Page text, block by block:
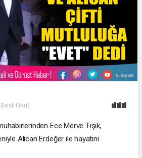
Oku)
Ece Merve Tişik,
Alican Erdeğer ile hayatını